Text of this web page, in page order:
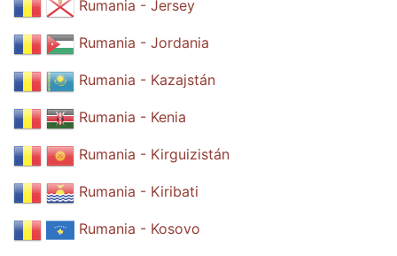
Rumania - Jersey
Rumania - Jordania
Rumania - Kazajstán
Rumania - Kenia
Rumania - Kirguizistán
Rumania - Kiribati
Rumania - Kosovo